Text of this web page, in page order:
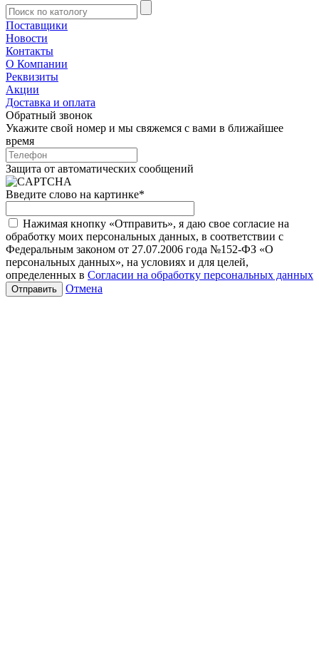
Поставщики
Новости
Контакты
О Компании
Реквизиты
Акции
Доставка и оплата
Обратный звонок
Укажите свой номер и мы свяжемся с вами в ближайшее
время
Защита от автоматических сообщений
Введите слово на картинке*
Нажимая кнопку «Отправить», я даю свое согласие на
обработку моих персональных данных, в соответствии с
Федеральным законом от 27.07.2006 года №152-ФЗ «О
персональных данных», на условиях и для целей,
определенных в Согласии на обработку персональных данных
Отмена